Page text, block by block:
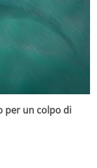
per un colpo di